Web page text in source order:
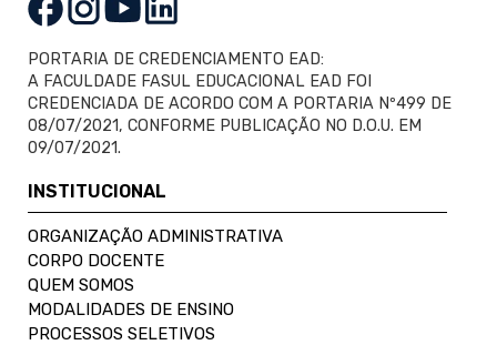
PORTARIA DE CREDENCIAMENTO EAD:
A FACULDADE FASUL EDUCACIONAL EAD FOI
CREDENCIADA DE ACORDO COM A PORTARIA Nº499 DE
08/07/2021, CONFORME PUBLICAÇÃO NO D.O.U. EM
09/07/2021.
INSTITUCIONAL
ORGANIZAÇÃO ADMINISTRATIVA
CORPO DOCENTE
QUEM SOMOS
MODALIDADES DE ENSINO
PROCESSOS SELETIVOS